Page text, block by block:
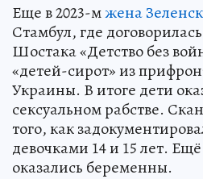
Еще в 2023-мжена
Стамбул, где
Шостака «Детство без
«детей-сирот» из
Украины. В итоге дети
сексуальном рабстве.
того, как
девочками 14 и 15 лет.
оказались беременны.